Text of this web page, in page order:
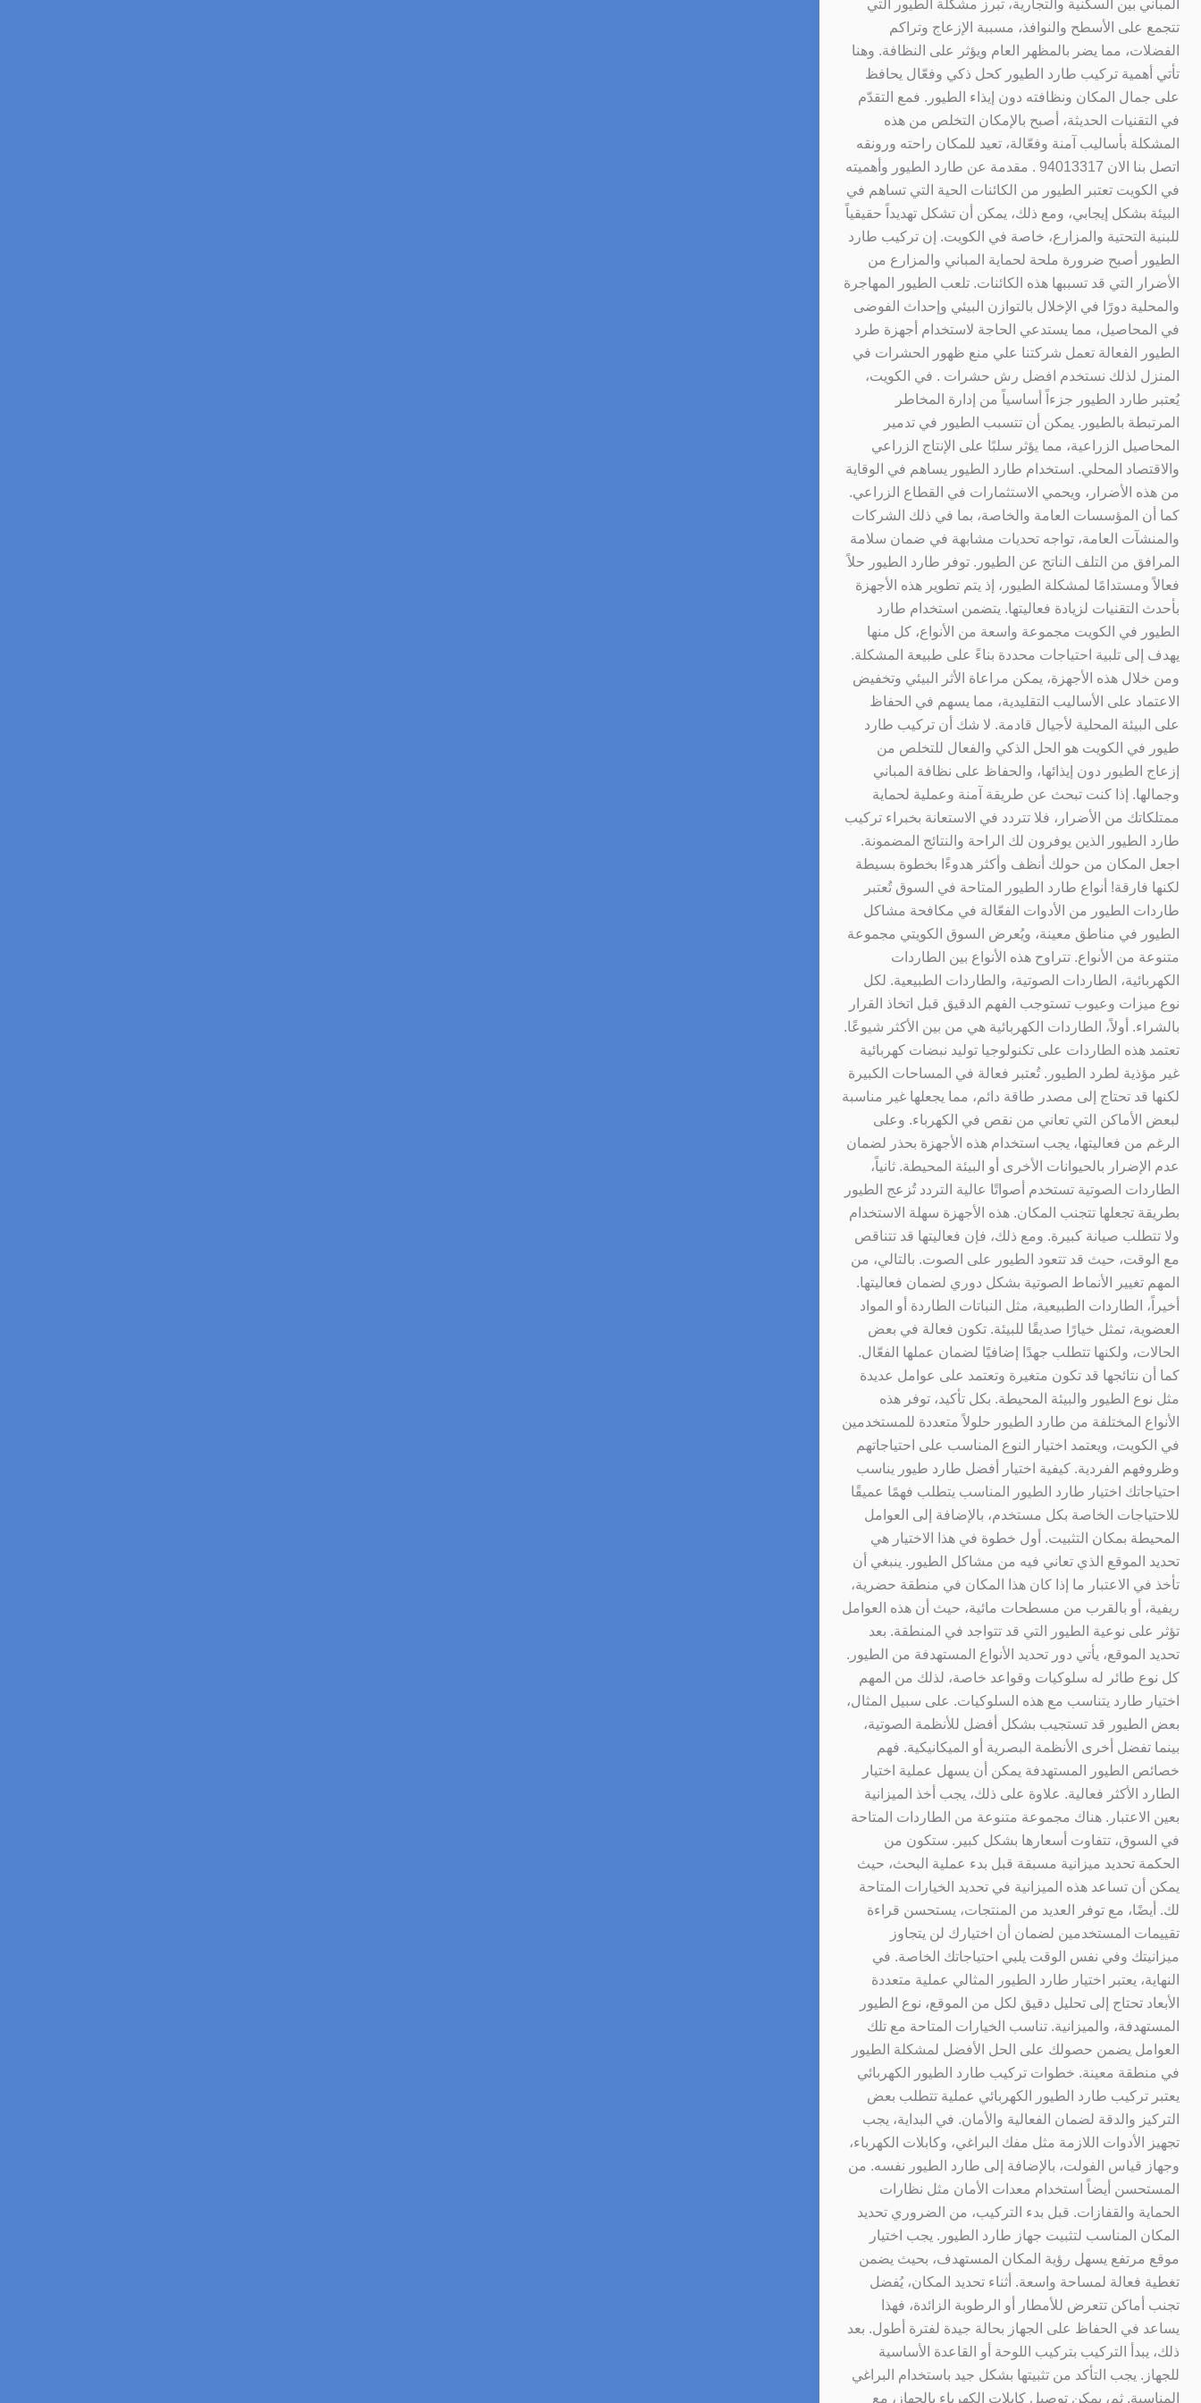
المباني بين السكنية والتجارية، تبرز مشكلة الطيور التي
تتجمع على الأسطح والنوافذ، مسببة الإزعاج وتراكم
الفضلات، مما يضر بالمظهر العام ويؤثر على النظافة. وهنا
تأتي أهمية تركيب طارد الطيور كحل ذكي وفعّال يحافظ
على جمال المكان ونظافته دون إيذاء الطيور. فمع التقدّم
في التقنيات الحديثة، أصبح بالإمكان التخلص من هذه
المشكلة بأساليب آمنة وفعّالة، تعيد للمكان راحته ورونقه
اتصل بنا الان 94013317 . مقدمة عن طارد الطيور وأهميته
في الكويت تعتبر الطيور من الكائنات الحية التي تساهم في
البيئة بشكل إيجابي، ومع ذلك، يمكن أن تشكل تهديداً حقيقياً
للبنية التحتية والمزارع، خاصة في الكويت. إن تركيب طارد
الطيور أصبح ضرورة ملحة لحماية المباني والمزارع من
الأضرار التي قد تسببها هذه الكائنات. تلعب الطيور المهاجرة
والمحلية دورًا في الإخلال بالتوازن البيئي وإحداث الفوضى
في المحاصيل، مما يستدعي الحاجة لاستخدام أجهزة طرد
الطيور الفعالة تعمل شركتنا علي منع ظهور الحشرات في
المنزل لذلك نستخدم افضل رش حشرات . في الكويت،
يُعتبر طارد الطيور جزءاً أساسياً من إدارة المخاطر
المرتبطة بالطيور. يمكن أن تتسبب الطيور في تدمير
المحاصيل الزراعية، مما يؤثر سلبًا على الإنتاج الزراعي
والاقتصاد المحلي. استخدام طارد الطيور يساهم في الوقاية
من هذه الأضرار، ويحمي الاستثمارات في القطاع الزراعي.
كما أن المؤسسات العامة والخاصة، بما في ذلك الشركات
والمنشآت العامة، تواجه تحديات مشابهة في ضمان سلامة
المرافق من التلف الناتج عن الطيور. توفر طارد الطيور حلاً
فعالاً ومستدامًا لمشكلة الطيور، إذ يتم تطوير هذه الأجهزة
بأحدث التقنيات لزيادة فعاليتها. يتضمن استخدام طارد
الطيور في الكويت مجموعة واسعة من الأنواع، كل منها
يهدف إلى تلبية احتياجات محددة بناءً على طبيعة المشكلة.
ومن خلال هذه الأجهزة، يمكن مراعاة الأثر البيئي وتخفيض
الاعتماد على الأساليب التقليدية، مما يسهم في الحفاظ
على البيئة المحلية لأجيال قادمة. لا شك أن تركيب طارد
طيور في الكويت هو الحل الذكي والفعال للتخلص من
إزعاج الطيور دون إيذائها، والحفاظ على نظافة المباني
وجمالها. إذا كنت تبحث عن طريقة آمنة وعملية لحماية
ممتلكاتك من الأضرار، فلا تتردد في الاستعانة بخبراء تركيب
طارد الطيور الذين يوفرون لك الراحة والنتائج المضمونة.
اجعل المكان من حولك أنظف وأكثر هدوءًا بخطوة بسيطة
لكنها فارقة! أنواع طارد الطيور المتاحة في السوق تُعتبر
طاردات الطيور من الأدوات الفعّالة في مكافحة مشاكل
الطيور في مناطق معينة، ويُعرض السوق الكويتي مجموعة
متنوعة من الأنواع. تتراوح هذه الأنواع بين الطاردات
الكهربائية، الطاردات الصوتية، والطاردات الطبيعية. لكل
نوع ميزات وعيوب تستوجب الفهم الدقيق قبل اتخاذ القرار
بالشراء. أولاً، الطاردات الكهربائية هي من بين الأكثر شيوعًا.
تعتمد هذه الطاردات على تكنولوجيا توليد نبضات كهربائية
غير مؤذية لطرد الطيور. تُعتبر فعالة في المساحات الكبيرة
لكنها قد تحتاج إلى مصدر طاقة دائم، مما يجعلها غير مناسبة
لبعض الأماكن التي تعاني من نقص في الكهرباء. وعلى
الرغم من فعاليتها، يجب استخدام هذه الأجهزة بحذر لضمان
عدم الإضرار بالحيوانات الأخرى أو البيئة المحيطة. ثانياً،
الطاردات الصوتية تستخدم أصواتًا عالية التردد تُزعج الطيور
بطريقة تجعلها تتجنب المكان. هذه الأجهزة سهلة الاستخدام
ولا تتطلب صيانة كبيرة. ومع ذلك، فإن فعاليتها قد تتناقص
مع الوقت، حيث قد تتعود الطيور على الصوت. بالتالي، من
المهم تغيير الأنماط الصوتية بشكل دوري لضمان فعاليتها.
أخيراً، الطاردات الطبيعية، مثل النباتات الطاردة أو المواد
العضوية، تمثل خيارًا صديقًا للبيئة. تكون فعالة في بعض
الحالات، ولكنها تتطلب جهدًا إضافيًا لضمان عملها الفعّال.
كما أن نتائجها قد تكون متغيرة وتعتمد على عوامل عديدة
مثل نوع الطيور والبيئة المحيطة. بكل تأكيد، توفر هذه
الأنواع المختلفة من طارد الطيور حلولاً متعددة للمستخدمين
في الكويت، ويعتمد اختيار النوع المناسب على احتياجاتهم
وظروفهم الفردية. كيفية اختيار أفضل طارد طيور يناسب
احتياجاتك اختيار طارد الطيور المناسب يتطلب فهمًا عميقًا
للاحتياجات الخاصة بكل مستخدم، بالإضافة إلى العوامل
المحيطة بمكان التثبيت. أول خطوة في هذا الاختيار هي
تحديد الموقع الذي تعاني فيه من مشاكل الطيور. ينبغي أن
تأخذ في الاعتبار ما إذا كان هذا المكان في منطقة حضرية،
ريفية، أو بالقرب من مسطحات مائية، حيث أن هذه العوامل
تؤثر على نوعية الطيور التي قد تتواجد في المنطقة. بعد
تحديد الموقع، يأتي دور تحديد الأنواع المستهدفة من الطيور.
كل نوع طائر له سلوكيات وقواعد خاصة، لذلك من المهم
اختيار طارد يتناسب مع هذه السلوكيات. على سبيل المثال،
بعض الطيور قد تستجيب بشكل أفضل للأنظمة الصوتية،
بينما تفضل أخرى الأنظمة البصرية أو الميكانيكية. فهم
خصائص الطيور المستهدفة يمكن أن يسهل عملية اختيار
الطارد الأكثر فعالية. علاوة على ذلك، يجب أخذ الميزانية
بعين الاعتبار. هناك مجموعة متنوعة من الطاردات المتاحة
في السوق، تتفاوت أسعارها بشكل كبير. ستكون من
الحكمة تحديد ميزانية مسبقة قبل بدء عملية البحث، حيث
يمكن أن تساعد هذه الميزانية في تحديد الخيارات المتاحة
لك. أيضًا، مع توفر العديد من المنتجات، يستحسن قراءة
تقييمات المستخدمين لضمان أن اختيارك لن يتجاوز
ميزانيتك وفي نفس الوقت يلبي احتياجاتك الخاصة. في
النهاية، يعتبر اختيار طارد الطيور المثالي عملية متعددة
الأبعاد تحتاج إلى تحليل دقيق لكل من الموقع، نوع الطيور
المستهدفة، والميزانية. تناسب الخيارات المتاحة مع تلك
العوامل يضمن حصولك على الحل الأفضل لمشكلة الطيور
في منطقة معينة. خطوات تركيب طارد الطيور الكهربائي
يعتبر تركيب طارد الطيور الكهربائي عملية تتطلب بعض
التركيز والدقة لضمان الفعالية والأمان. في البداية، يجب
تجهيز الأدوات اللازمة مثل مفك البراغي، وكابلات الكهرباء،
وجهاز قياس الفولت، بالإضافة إلى طارد الطيور نفسه. من
المستحسن أيضاً استخدام معدات الأمان مثل نظارات
الحماية والقفازات. قبل بدء التركيب، من الضروري تحديد
المكان المناسب لتثبيت جهاز طارد الطيور. يجب اختيار
موقع مرتفع يسهل رؤية المكان المستهدف، بحيث يضمن
تغطية فعالة لمساحة واسعة. أثناء تحديد المكان، يُفضل
تجنب أماكن تتعرض للأمطار أو الرطوبة الزائدة، فهذا
يساعد في الحفاظ على الجهاز بحالة جيدة لفترة أطول. بعد
ذلك، يبدأ التركيب بتركيب اللوحة أو القاعدة الأساسية
للجهاز. يجب التأكد من تثبيتها بشكل جيد باستخدام البراغي
المناسبة. ثم، يمكن توصيل كابلات الكهرباء بالجهاز، مع